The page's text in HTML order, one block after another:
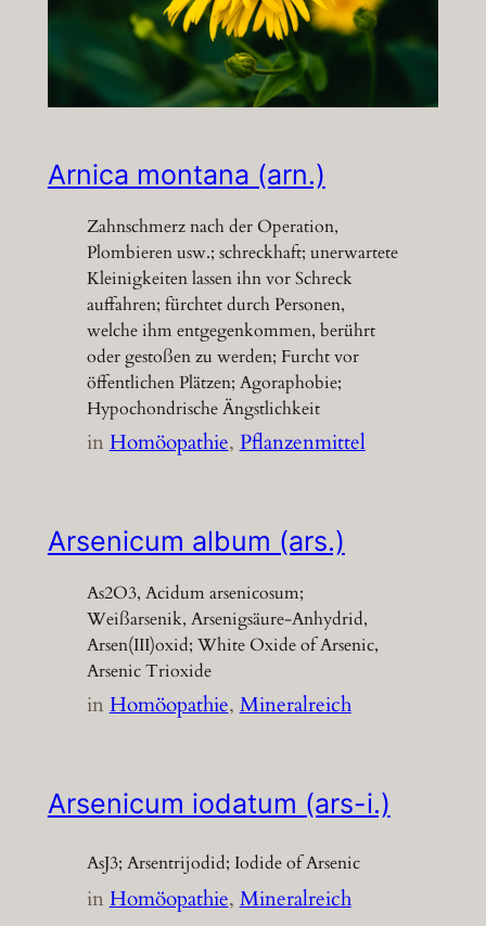
Arnica montana (arn.)
Zahnschmerz nach der Operation,
Plombieren usw.; schreckhaft; unerwartete
Kleinigkeiten lassen ihn vor Schreck
auffahren; fürchtet durch Personen,
welche ihm entgegenkommen, berührt
oder gestoßen zu werden; Furcht vor
öffentlichen Plätzen; Agoraphobie;
Hypochondrische Ängstlichkeit
inHomöopathie, Pflanzenmittel
Arsenicum album (ars.)
As2O3, Acidum arsenicosum;
Weißarsenik, Arsenigsäure-Anhydrid,
Arsen(III)oxid; White Oxide of Arsenic,
Arsenic Trioxide
inHomöopathie, Mineralreich
Arsenicum iodatum (ars-i.)
AsJ3; Arsentrijodid; Iodide of Arsenic
inHomöopathie, Mineralreich